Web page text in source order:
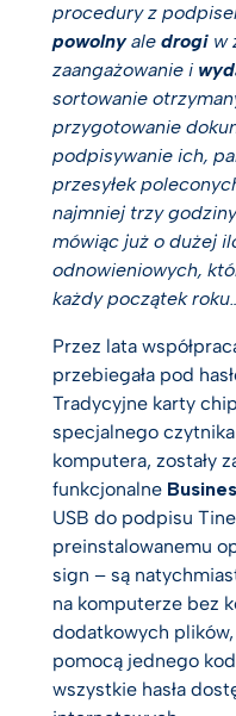
procedury z
powolnyale drogi w
zaangażowanie i
sortowanie
przygotowanie
podpisywanie ich,
przesyłek
najmniej trzy
mówiąc już o dużej
odnowieniowych,
każdy początek
Przez lata
przebiegała pod
Tradycyjne karty
specjalnego
komputera, zostały
funkcjonalne
USB do podpisu
preinstalowanemu
sign – są
na komputerze bez
dodatkowych
pomocą jednego
wszystkie hasła